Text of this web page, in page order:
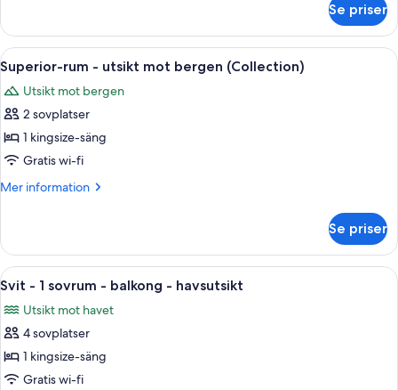
marinan
(Collection)
rum
utsikt
mot
marinan
(Collection)
Se priser
Öppna
alla
foton
för
Superior-
rum
-
bergen
(Collection)
Ett hotellrum med en stor säng, ett
6
Superior-rum - utsikt mot bergen (Collection)
Utsikt mot bergen
2 sovplatser
1 kingsize-säng
Gratis wi-fi
Mer information
Mer
rum
utsikt
bergen
(Collection)
Se priser
Öppna
alla
foton
för
Svit
-
Ett modernt vardagsrum med en
6
Svit - 1 sovrum - balkong - havsutsikt
Utsikt mot havet
4 sovplatser
1 kingsize-säng
Gratis wi-fi